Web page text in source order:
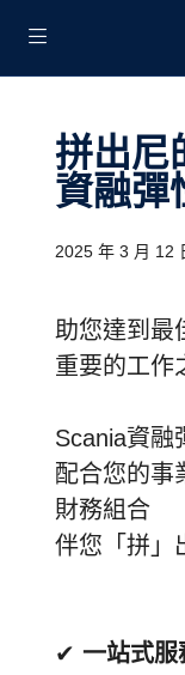
拼出尼的人生 : Scania
資融彈
2025 年 3 月 12
助您達到最
重要的工作
Scania資融
配合您的事
財務組合
伴您「拼」
✔ 一站式服